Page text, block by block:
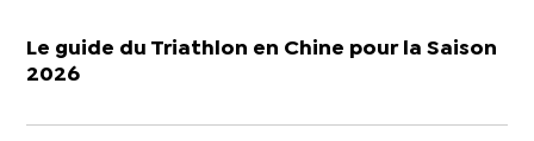
Le guide du Triathlon en Chine pour la Saison
2026